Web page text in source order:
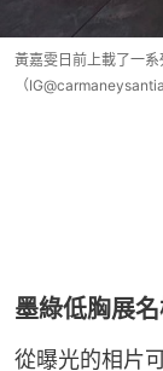
黃嘉雯日前上載了一
（
墨綠低胸展
從曝光的相片